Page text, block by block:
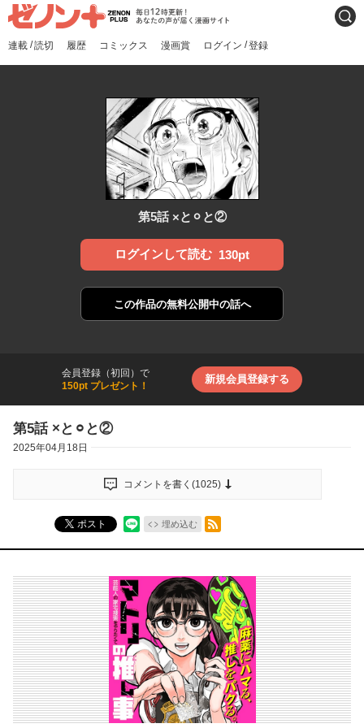
ゼノンプラス
毎日12時更新！あなたの声
が届く漫画サイト
連載 /読切 履歴 コミックス 漫画賞 ログイン /登録
検索
第5話 ×と⚪︎と②
ログインして読む 130pt
この作品の無料公開中の話へ
会員登録（初回）で
150pt プレゼント！
新規会員登録する
第5話 ×と⚪︎と②
2025年04月18日
コメントを書く(1025)
ポスト 埋め込む
RSSフィード